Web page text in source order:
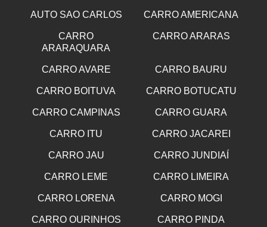
AUTO SAO CARLOS CARRO AMERICANA
CARRO
ARARAQUARA
CARRO ARARAS
CARRO AVARE CARRO BAURU
CARRO BOITUVA CARRO BOTUCATU
CARRO CAMPINAS CARRO GUARA
CARRO ITU CARRO JACAREI
CARRO JAU CARRO JUNDIAÍ
CARRO LEME CARRO LIMEIRA
CARRO LORENA CARRO MOGI
CARRO OURINHOS CARRO PINDA